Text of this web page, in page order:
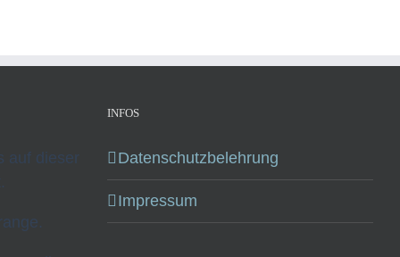
auf dieser
INFOS
Datenschutzbelehrung
Impressum